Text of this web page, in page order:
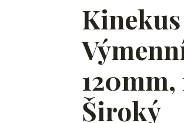
120mm,
Široký